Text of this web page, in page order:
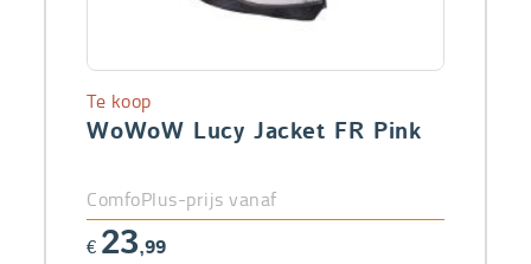
WoWoW Lucy Jacket FR Pink
Te koop
ComfoPlus-prijs vanaf
€ 23,99